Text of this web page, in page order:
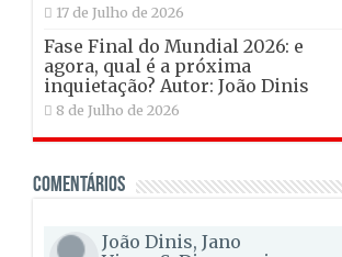
17 de Julho de 2026
Fase Final do Mundial 2026: e
agora, qual é a próxima
inquietação? Autor: João Dinis
8 de Julho de 2026
Comentários
João Dinis, Jano